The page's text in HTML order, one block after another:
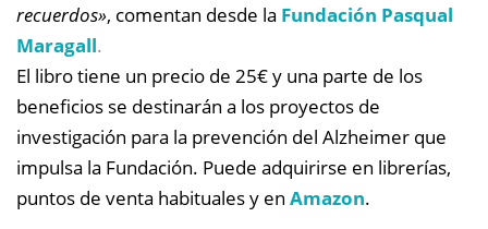
recuerdos», comentan desde la Fundación Pasqual
Maragall.
El libro tiene un precio de 25€ y una parte de los
beneficios se destinarán a los proyectos de
investigación para la prevención del Alzheimer que
impulsa la Fundación. Puede adquirirse en librerías,
puntos de venta habituales y en Amazon.